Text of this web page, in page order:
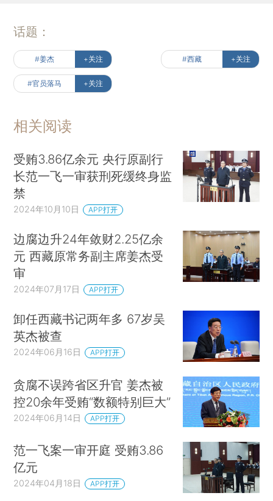
话题：
#姜杰 +关注 #西藏 +关注
#官员落马 +关注
相关阅读
受贿3.86亿余元 央行原副行
长范一飞一审获刑死缓终身监
禁
2024年10月10日 APP打开
边腐边升24年敛财2.25亿余
元 西藏原常务副主席姜杰受
审
2024年07月17日 APP打开
卸任西藏书记两年多 67岁吴
英杰被查
2024年06月16日 APP打开
贪腐不误跨省区升官 姜杰被
控20余年受贿“数额特别巨大”
2024年06月14日 APP打开
范一飞案一审开庭 受贿3.86
亿元
2024年04月18日 APP打开